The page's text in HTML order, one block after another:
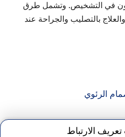
في التشخيص. وتشمل طرق
بالتصليب والجراحة عند
الرئوي
الارتباط